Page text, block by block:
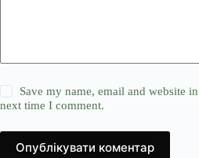
Save my name, email and website
next time I comment.
Опублікувати коментар